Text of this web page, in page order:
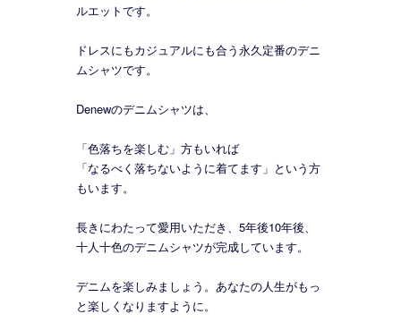
ルエットです。
ドレスにもカジュアルにも合う永久定番のデニ
ムシャツです。
Denewのデニムシャツは、
「色落ちを楽しむ」方もいれば
「なるべく落ちないように着てます」という方
もいます。
長きにわたって愛用いただき、5年後10年後、
十人十色のデニムシャツが完成しています。
デニムを楽しみましょう。あなたの人生がもっ
と楽しくなりますように。